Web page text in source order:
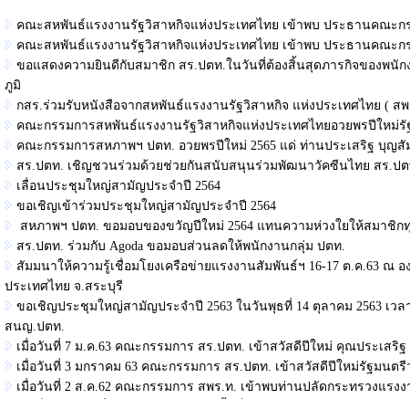
คณะสหพันธ์แรงงานรัฐวิสาหกิจแห่งประเทศไทย เข้าพบ ประธานคณะ
คณะสหพันธ์แรงงานรัฐวิสาหกิจแห่งประเทศไทย เข้าพบ ประธานคณะ
ขอแสดงความยินดีกับสมาชิก สร.ปตท.ในวันที่ต้องสิ้นสุดภารกิจของพนัก
ภูมิ
กสร.ร่วมรับหนังสือจากสหพันธ์แรงงานรัฐวิสาหกิจ แห่งประเทศไทย ( ส
คณะกรรมการสหพันธ์แรงงานรัฐวิสาหกิจแห่งประเทศไทยอวยพรปีใหม่
คณะกรรมการสหภาพฯ ปตท. อวยพรปีใหม่ 2565 แด่ ท่านประเสริฐ บุญ
สร.ปตท. เชิญชวนร่วมด้วยช่วยกันสนับสนุนร่วมพัฒนาวัคซีนไทย สร.ปต
เลื่อนประชุมใหญ่สามัญประจำปี 2564
ขอเชิญเข้าร่วมประชุมใหญ่สามัญประจำปี 2564
สหภาพฯ ปตท. ขอมอบของขวัญปีใหม่ 2564 แทนความห่วงใยให้สมาชิก
สร.ปตท. ร่วมกับ Agoda ขอมอบส่วนลดให้พนักงานกลุ่ม ปตท.
สัมมนาให้ความรู้เชื่อมโยงเครือข่ายแรงงานสัมพันธ์ฯ 16-17 ต.ค.63 ณ อ
ประเทศไทย จ.สระบุรี
ขอเชิญประชุมใหญ่สามัญประจำปี 2563 ในวันพุธที่ 14 ตุลาคม 2563 เว
สนญ.ปตท.
เมื่อวันที่ 7 ม.ค.63 คณะกรรมการ สร.ปตท. เข้าสวัสดีปีใหม่ คุณประเสริ
เมื่อวันที่ 3 มกราคม 63 คณะกรรมการ สร.ปตท. เข้าสวัสดีปีใหม่รัฐมนตรี
เมื่อวันที่ 2 ส.ค.62 คณะกรรมการ สพร.ท. เข้าพบท่านปลัดกระทรวงแรง